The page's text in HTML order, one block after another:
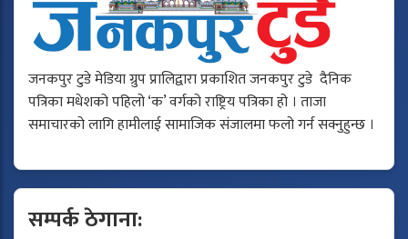
जनकपुर टुडे मेडिया ग्रुप प्रालिद्वारा प्रकाशित जनकपुर टुडे दैनिक
पत्रिका मधेशको पहिलो ‘क’ वर्गको राष्ट्रिय पत्रिका हो । ताजा
समाचारको लागि हामीलाई सामाजिक संजालमा फलो गर्न सक्नुहुन्छ ।
सम्पर्क ठेगाना: